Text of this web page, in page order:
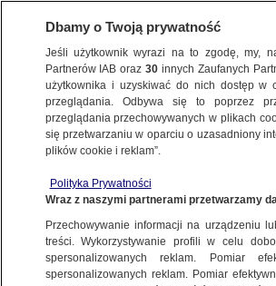
ŁÓDŹ
i rozmowę przez telefon.
"zabawkę"
5.01.2018, 16:18
Dbamy o Twoją prywatność
Jeśli użytkownik wyrazi na to zgodę, my,
Partnerów IAB oraz30 innych Zaufanych
użytkownika i uzyskiwać do nich dostęp w
przeglądania. Odbywa się to poprzez
przeglądania przechowywanych w plikach
się przetwarzaniu w oparciu o uzasadniony
plików cookie i reklam”.
Polityka Prywatności
Wraz z naszymi partnerami przetwarzamy
Przechowywanie informacji na urządzeniu
treści. Wykorzystywanie profili w celu
spersonalizowanych reklam. Pomiar
spersonalizowanych reklam. Pomiar